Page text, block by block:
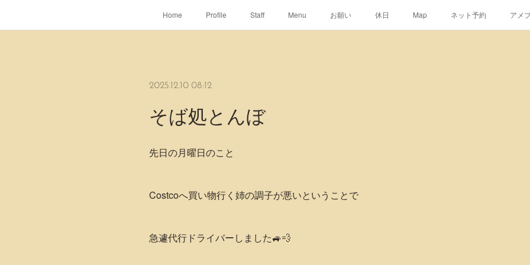
Home Profile Staff Menu お願い 休日 Map ネット予約 アメ
2025.12.10 08:12
そば処とんぼ
先日の月曜日のこと
Costcoへ買い物行く姉の調子が悪いということで
急遽代行ドライバーしました🚙💨